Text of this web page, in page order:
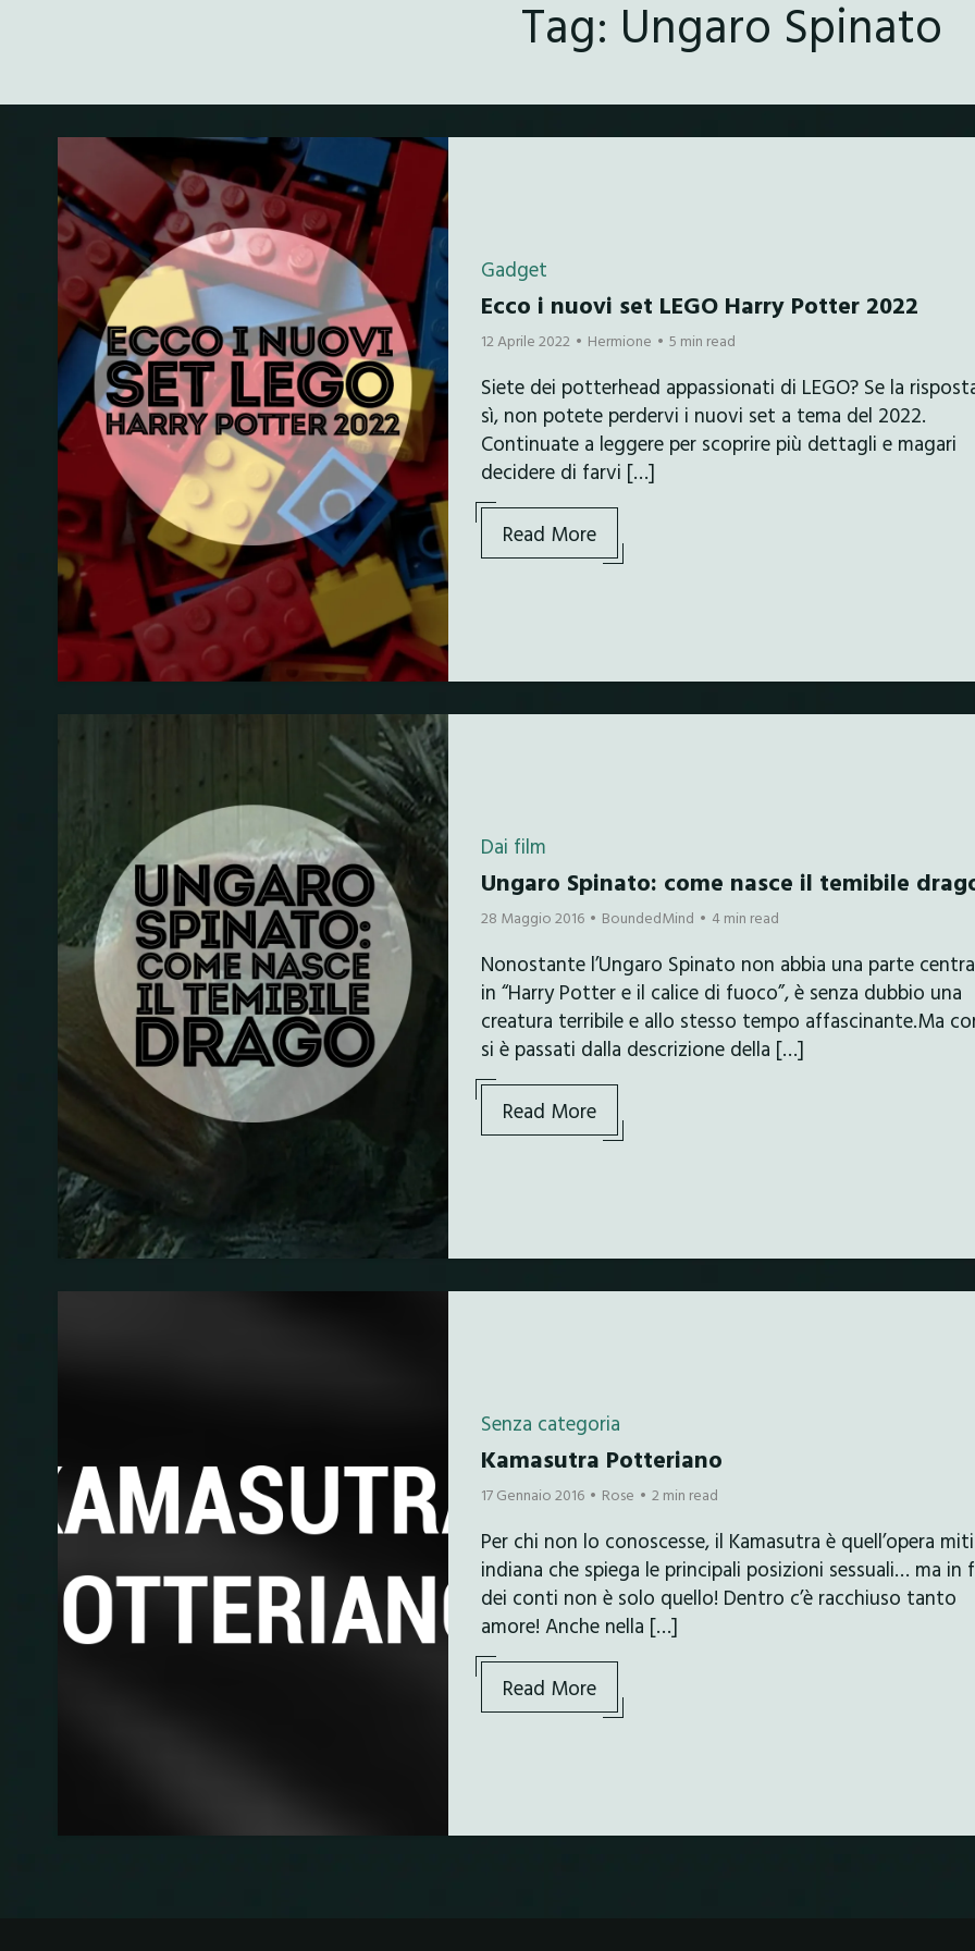
Tag: Ungaro Spinato
Gadget
Ecco i nuovi set LEGO Harry Potter 2022
12 Aprile 2022 Hermione 5 min read
Siete dei potterhead appassionati di LEGO? Se la
sì, non potete perdervi i nuovi set a tema del 2022.
Continuate a leggere per scoprire più dettagli e magari
decidere di farvi […]
Read More
Dai film
Ungaro Spinato: come nasce il temibile
28 Maggio 2016 BoundedMind 4 min read
Nonostante l’Ungaro Spinato non abbia una parte
in “Harry Potter e il calice di fuoco”, è senza dubbio una
creatura terribile e allo stesso tempo affascinante.Ma
si è passati dalla descrizione della […]
Read More
Senza categoria
Kamasutra Potteriano
17 Gennaio 2016 Rose 2 min read
Per chi non lo conoscesse, il Kamasutra è quell’opera
indiana che spiega le principali posizioni sessuali… ma in
dei conti non è solo quello! Dentro c’è racchiuso tanto
amore! Anche nella […]
Read More